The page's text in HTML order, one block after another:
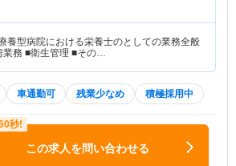
養型病院における栄養士のとしての業務全般
業務 ■衛生管理 ■その…
車通勤可 残業少なめ 積極採用中
この求人を問い合わせる